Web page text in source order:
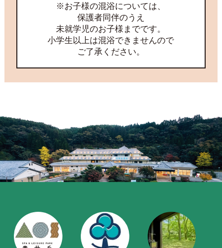
※お子様の混浴については、
保護者同伴のうえ
未就学児のお子様までです。
小学生以上は混浴できませんので
ご了承ください。